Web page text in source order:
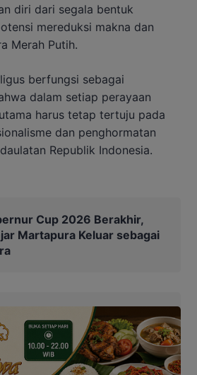
diri dari segala bentuk
mereduksi makna dan
Merah Putih.
berfungsi sebagai
dalam setiap perayaan
harus tetap tertuju pada
dan penghormatan
Republik Indonesia.
Cup 2026 Berakhir,
Martapura Keluar sebagai